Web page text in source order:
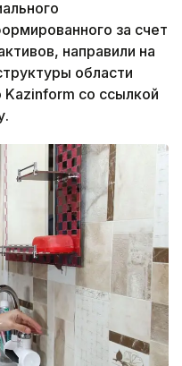
за счет
направили на
области
со ссылкой